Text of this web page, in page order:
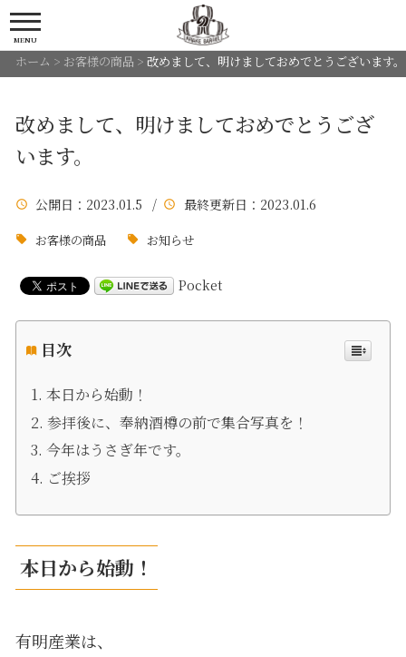
MENU
ホーム > お客様の商品 > 改めまして、明けましておめでとうございます。
改めまして、明けましておめでとうござ
います。
公開日 ：2023.01.5 / 最終更新日 ：2023.01.6
お客様の商品 お知らせ
Pocket
目次
本日から始動！
参拝後に、奉納酒樽の前で集合写真を！
今年はうさぎ年です。
ご挨拶
本日から始動！
有明産業は、